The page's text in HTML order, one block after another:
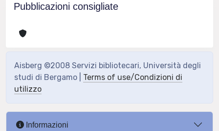
Pubblicazioni consigliate
Aisberg ©2008 Servizi bibliotecari, Università degli
studi di Bergamo | Terms of use/Condizioni di
utilizzo
Informazioni